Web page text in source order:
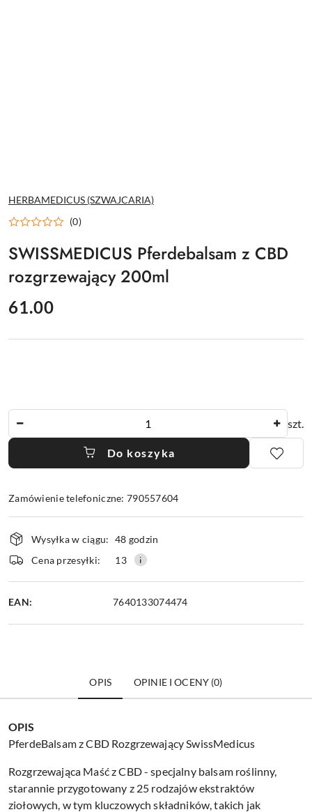
NAZWA
PRODUCENTA:
HERBAMEDICUS (SZWAJCARIA)
(0)
SWISSMEDICUS Pferdebalsam z CBD
rozgrzewający 200ml
cena:
61.00
szt.
Do koszyka
Zamówienie telefoniczne: 790557604
Dostępność
i
dostawa
Wysyłka w ciągu: 48 godzin
Cena przesyłki:
13
EAN: 7640133074474
OPIS OPINIE I OCENY (0)
OPIS
PferdeBalsam z CBD Rozgrzewający SwissMedicus
Rozgrzewająca Maść z CBD - specjalny balsam roślinny,
starannie przygotowany z 25 rodzajów ekstraktów
ziołowych, w tym kluczowych składników, takich jak